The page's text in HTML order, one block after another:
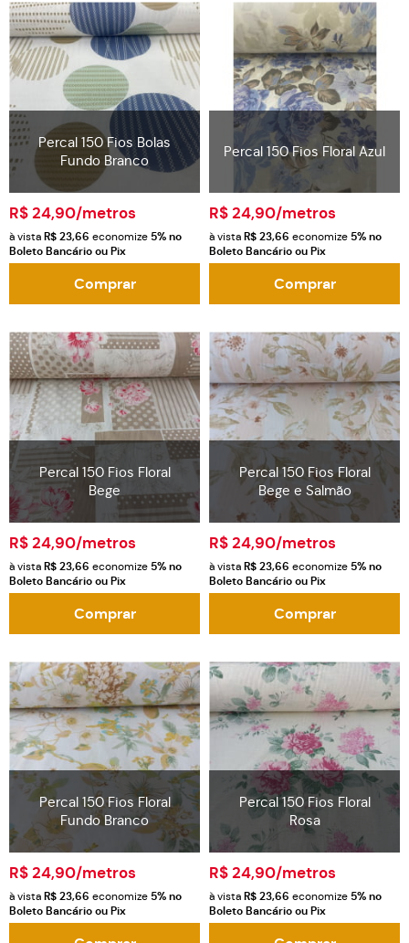
Percal 150 Fios Bolas
Fundo Branco
R$ 24,90/metros
à vista R$ 23,66 economize 5%no
Boleto Bancário ou Pix
Comprar
Percal 150 Fios Floral Azul
R$ 24,90/metros
à vista R$ 23,66 economize 5%no
Boleto Bancário ou Pix
Comprar
Percal 150 Fios Floral
Bege
R$ 24,90/metros
à vista R$ 23,66 economize 5%no
Boleto Bancário ou Pix
Comprar
Percal 150 Fios Floral
Bege e Salmão
R$ 24,90/metros
à vista R$ 23,66 economize 5%no
Boleto Bancário ou Pix
Comprar
Percal 150 Fios Floral
Fundo Branco
R$ 24,90/metros
à vista R$ 23,66 economize 5%no
Boleto Bancário ou Pix
Percal 150 Fios Floral
Rosa
R$ 24,90/metros
à vista R$ 23,66 economize 5%no
Boleto Bancário ou Pix